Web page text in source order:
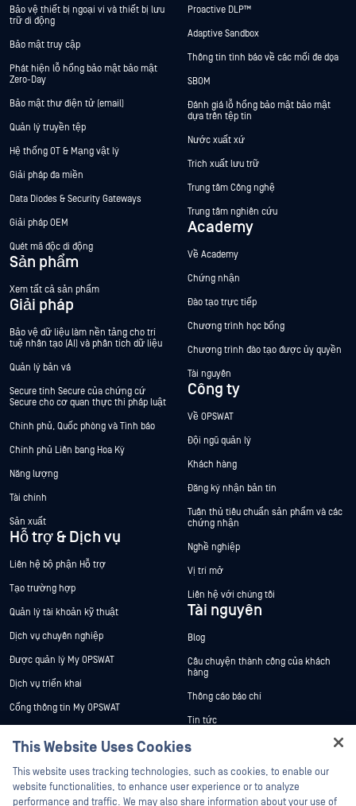
Bảo vệ thiết bị ngoại vi và thiết bị lưu
trữ di động
Bảo mật truy cập
Phát hiện lỗ hổng bảo mật bảo mật
Zero-Day
Bảo mật thư điện tử (email)
Quản lý truyền tệp
Hệ thống OT & Mạng vật lý
Giải pháp đa miền
Data Diodes & Security Gateways
Giải pháp OEM
Quét mã độc di động
Sản phẩm
Xem tất cả sản phẩm
Giải pháp
Bảo vệ dữ liệu làm nền tảng cho trí
tuệ nhân tạo (AI) và phân tích dữ liệu
Quản lý bản vá
Secure tính Secure của chứng cứ
Secure cho cơ quan thực thi pháp luật
Chính phủ, Quốc phòng và Tình báo
Chính phủ Liên bang Hoa Kỳ
Năng lượng
Tài chính
Sản xuất
Hỗ trợ & Dịch vụ
Liên hệ bộ phận Hỗ trợ
Tạo trường hợp
Quản lý tài khoản kỹ thuật
Dịch vụ chuyên nghiệp
Được quản lý My OPSWAT
Dịch vụ triển khai
Cổng thông tin My OPSWAT
Chương trình Xử lý Lỗ hổng Bảo mật
Đối tác
Proactive DLP™
Adaptive Sandbox
Thông tin tình báo về các mối đe dọa
SBOM
Đánh giá lỗ hổng bảo mật bảo mật
dựa trên tệp tin
Nước xuất xứ
Trích xuất lưu trữ
Trung tâm Công nghệ
Trung tâm nghiên cứu
Academy
Về Academy
Chứng nhận
Đào tạo trực tiếp
Chương trình học bổng
Chương trình đào tạo được ủy quyền
Tài nguyên
Công ty
Về OPSWAT
Đội ngũ quản lý
Khách hàng
Đăng ký nhận bản tin
Tuân thủ tiêu chuẩn sản phẩm và các
chứng nhận
Nghề nghiệp
Vị trí mở
Liên hệ với chúng tôi
Tài nguyên
Blog
Câu chuyện thành công của khách
hàng
Thông cáo báo chí
Tin tức
Sự kiện
Hội thảo trên trực tuyến
Datasheets
This Website Uses Cookies
This website uses tracking technologies, such as cookies, to enable our
website functionalities, to enhance user experience or to analyze
performance and traffic. We may also share information about your use of
Hey there!
I'm Ozzy, your OPSWAT virtual assistant.
How can I help you secure what's critical